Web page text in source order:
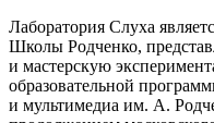
Лаборатория Слуха
Школы Родченко,
и мастерскую
образовательной
и мультимедиа им. А.